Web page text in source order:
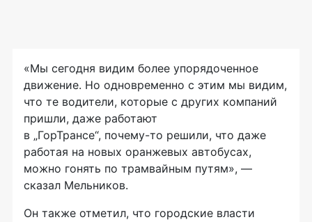
«Мы сегодня видим более упорядоченное
движение. Но одновременно с этим мы видим,
что те водители, которые с других компаний
пришли, даже работают
в „ГорТрансе“, почему-то решили, что даже
работая на новых оранжевых автобусах,
можно гонять по трамвайным путям», —
сказал Мельников.
Он также отметил, что городские власти